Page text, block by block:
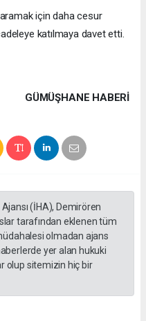
aramak için daha cesur
katılmaya davet etti.
GÜMÜŞHANE HABERİ
(İHA), Demirören
tarafından eklenen tüm
olmadan ajans
yer alan hukuki
olup sitemizin hiç bir